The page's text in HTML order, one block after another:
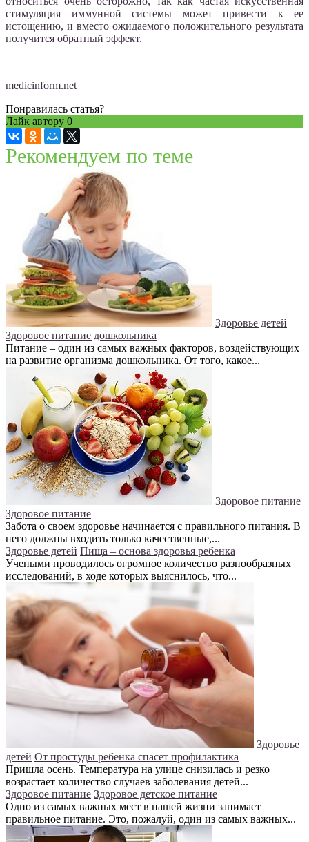
стимуляция иммунной системы может привести к ее
истощению, и вместо ожидаемого положительного результата
получится обратный эффект.
medicinform.net
Понравилась статья?
Лайк автору 0
Рекомендуем по теме
Здоровье детей
Здоровое питание дошкольника
Питание – один из самых важных факторов, воздействующих
на развитие организма дошкольника. От того, какое...
Здоровое питание
Здоровое питание
Забота о своем здоровье начинается с правильного питания. В
него должны входить только качественные,...
Здоровье детей Пища – основа здоровья ребенка
Учеными проводилось огромное количество разнообразных
исследований, в ходе которых выяснилось, что...
Здоровье
детей От простуды ребенка спасет профилактика
Пришла осень. Температура на улице снизилась и резко
возрастает количество случаев заболевания детей...
Здоровое питание Здоровое детское питание
Одно из самых важных мест в нашей жизни занимает
правильное питание. Это, пожалуй, один из самых важных...